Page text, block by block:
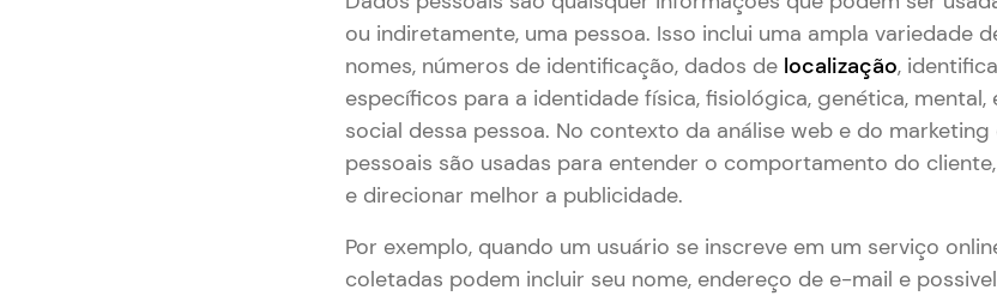
ou indiretamente, uma pessoa. Isso inclui uma ampla variedade
nomes, números de identificação, dados de localização,
específicos para a identidade física, fisiológica, genética, mental,
social dessa pessoa. No contexto da análise web e do
pessoais são usadas para entender o comportamento do
e direcionar melhor a publicidade.
Por exemplo, quando um usuário se inscreve em um serviço
coletadas podem incluir seu nome, endereço de e-mail e